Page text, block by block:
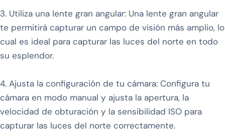
3. Utiliza una lente gran angular: Una lente gran angular
te permitirá capturar un campo de visión más amplio, lo
cual es ideal para capturar las luces del norte en todo
su esplendor.
4. Ajusta la configuración de tu cámara: Configura tu
cámara en modo manual y ajusta la apertura, la
velocidad de obturación y la sensibilidad ISO para
capturar las luces del norte correctamente.